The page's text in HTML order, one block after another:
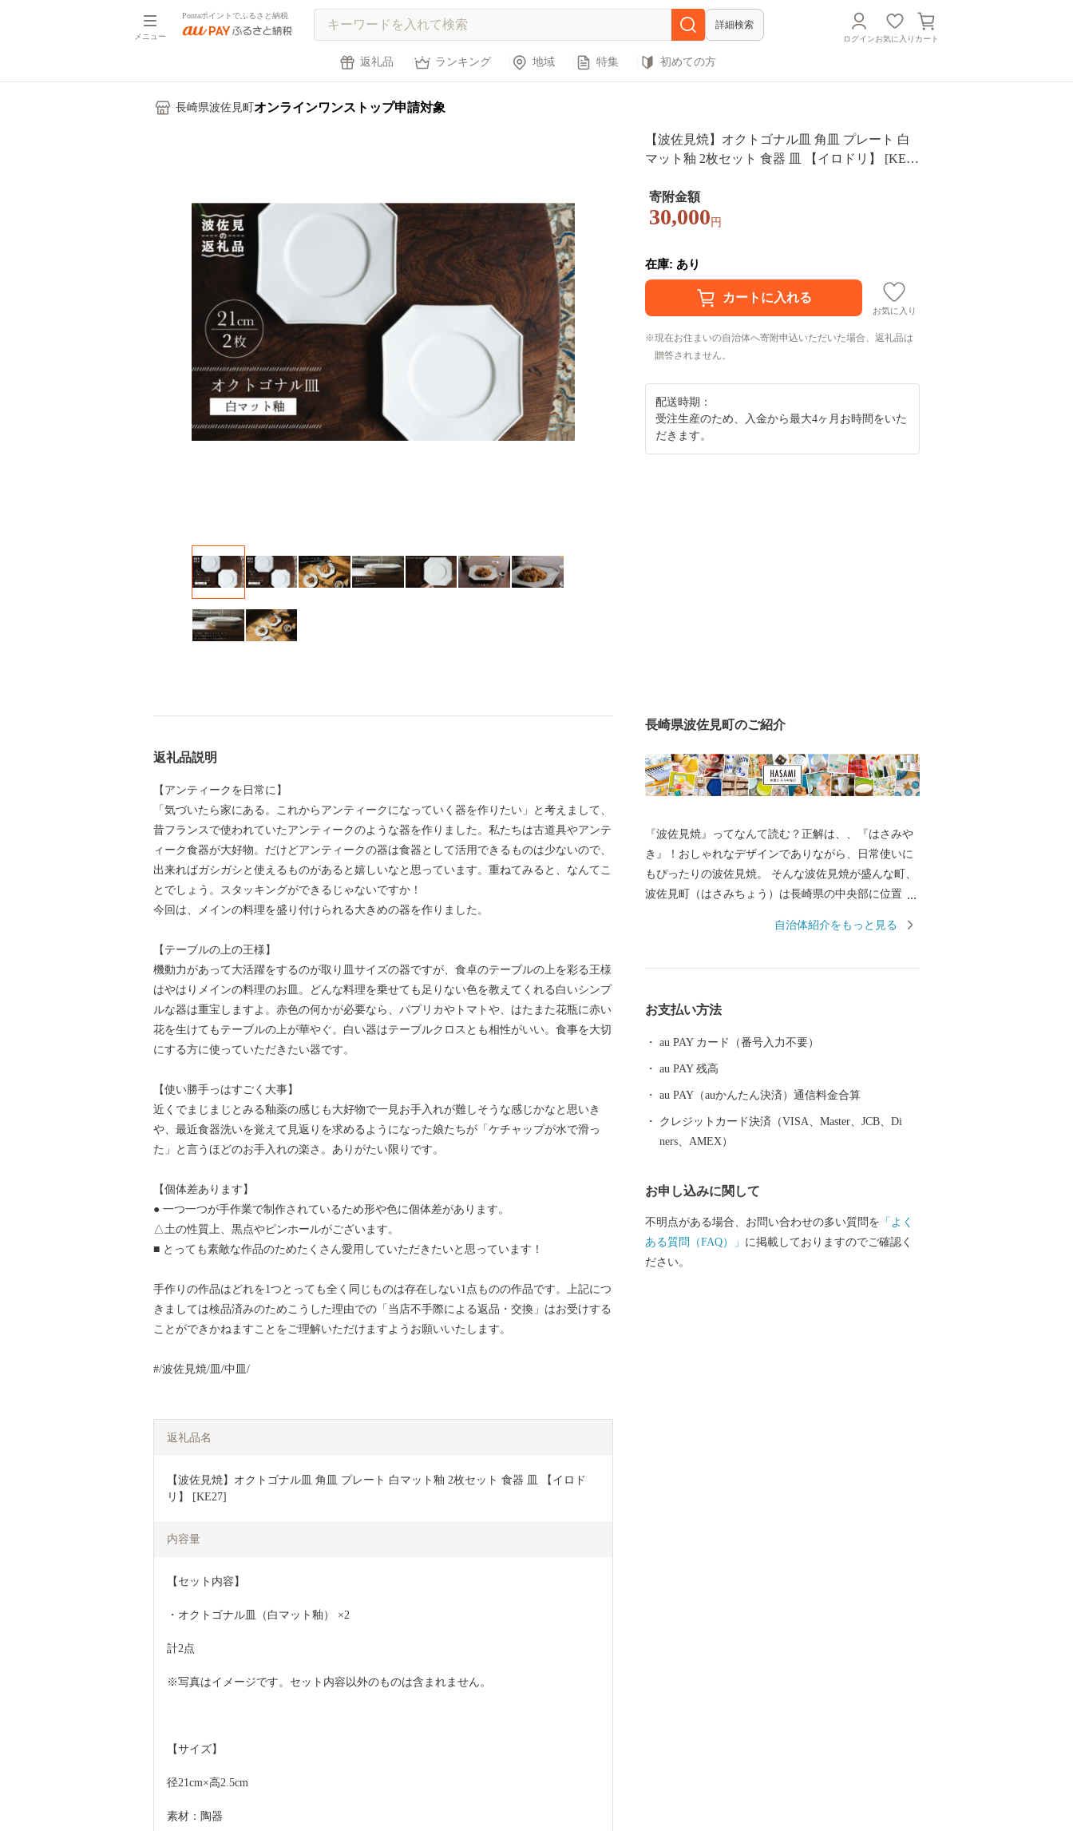
メニュー
Pontaポイントでふるさと納税
詳細検索
ログインお気に入り カート
返礼品 ランキング 地域 特集 初めての方
長崎県波佐見町 オンラインワンストップ申請対象
【波佐見焼】オクトゴナル皿 角皿 プレート 白
マット釉 2枚セット 食器 皿 【イロドリ】 [KE2
寄附金額
30,000 円
在庫: あり
お気に入り
現在お住まいの自治体へ寄附申込いただいた場合、返礼品は
贈答されません。
配送時期：
受注生産のため、入金から最大4ヶ月お時間をいた
だきます。
返礼品説明
【アンティークを日常に】
「気づいたら家にある。これからアンティークになっていく器を作りたい」と考えまして、
昔フランスで使われていたアンティークのような器を作りました。私たちは古道具やアンテ
ィーク食器が大好物。だけどアンティークの器は食器として活用できるものは少ないので、
出来ればガシガシと使えるものがあると嬉しいなと思っています。重ねてみると、なんてこ
とでしょう。スタッキングができるじゃないですか！
今回は、メインの料理を盛り付けられる大きめの器を作りました。
【テーブルの上の王様】
機動力があって大活躍をするのが取り皿サイズの器ですが、食卓のテーブルの上を彩る王様
はやはりメインの料理のお皿。どんな料理を乗せても足りない色を教えてくれる白いシンプ
ルな器は重宝しますよ。赤色の何かが必要なら、パプリカやトマトや、はたまた花瓶に赤い
花を生けてもテーブルの上が華やぐ。白い器はテーブルクロスとも相性がいい。食事を大切
にする方に使っていただきたい器です。
【使い勝手っはすごく大事】
近くでまじまじとみる釉薬の感じも大好物で一見お手入れが難しそうな感じかなと思いき
や、最近食器洗いを覚えて見返りを求めるようになった娘たちが「ケチャップが水で滑っ
た」と言うほどのお手入れの楽さ。ありがたい限りです。
【個体差あります】
● 一つ一つが手作業で制作されているため形や色に個体差があります。
△土の性質上、黒点やピンホールがございます。
■ とっても素敵な作品のためたくさん愛用していただきたいと思っています！
手作りの作品はどれを1つとっても全く同じものは存在しない1点ものの作品です。上記につ
きましては検品済みのためこうした理由での「当店不手際による返品・交換」はお受けする
ことができかねますことをご理解いただけますようお願いいたします。
#/波佐見焼/皿/中皿/
返礼品名
【波佐見焼】オクトゴナル皿 角皿 プレート 白マット釉 2枚セット 食器 皿 【イロド
リ】 [KE27]
内容量
【セット内容】
・オクトゴナル皿（白マット釉） ×2
計2点
※写真はイメージです。セット内容以外のものは含まれません。
【サイズ】
径21cm×高2.5cm
素材：陶器
長崎県波佐見町のご紹介
『波佐見焼』ってなんて読む？正解は、、『はさみや
き』！おしゃれなデザインでありながら、日常使いに
もぴったりの波佐見焼。 そんな波佐見焼が盛んな町、
波佐見町（はさみちょう）は長崎県の中央部に位置
田百選に選ばれた「鬼木棚田」にみられるように、豊
います。 今なお多くの窯元が集積する中尾山には世界
最大規模の登り窯跡があり、江戸時代には、ここで焼
品であった磁器を広く普及させるとともに、食文化に
も大きな影響を与えたといわれています。 そして近年
においても、日本の食卓を彩るおしゃれで機能的な日
など、ここでは紹介しきれません。長崎へお越しの際
は、ぜひ波佐見町へお立ち寄りください。
自治体紹介をもっと見る
お支払い方法
au PAY カード（番号入力不要）
au PAY 残高
au PAY（auかんたん決済）通信料金合算
クレジットカード決済（VISA、Master、JCB、Di
ners、AMEX）
お申し込みに関して
不明点がある場合、お問い合わせの多い質問を 「よく
ある質問（FAQ）」 に掲載しておりますのでご確認く
ださい。